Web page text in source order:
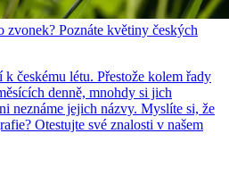
Poznáte květiny českých
českému létu. Přestože kolem řady
denně, mnohdy si jich
neznáme jejich názvy. Myslíte si, že
Otestujte své znalosti v našem